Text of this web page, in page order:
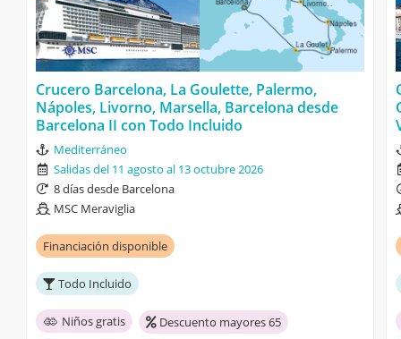
Crucero Barcelona, La Goulette, Palermo,
Nápoles, Livorno, Marsella, Barcelona desde
Barcelona II con Todo Incluido
Mediterráneo
Salidas del 11 agosto al 13 octubre 2026
8 días desde Barcelona
MSC Meraviglia
Financiación disponible
Todo Incluido
Niños gratis
Descuento mayores 65